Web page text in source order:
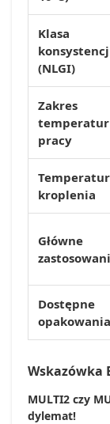
Klasa
(NLGI)
Zakres
temperatur
pracy
kroplenia
Główne
Dostępne
opakowania
Wskazówka
MULTI2 czy
dylemat!